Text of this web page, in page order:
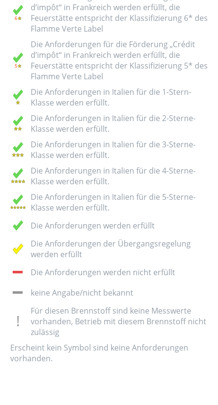
d’impôt“ in Frankreich werden erfüllt, die
Feuerstätte entspricht der Klassifizierung 6* des
Flamme Verte Label
Die Anforderungen für die Förderung „Crédit
d’impôt“ in Frankreich werden erfüllt, die
Feuerstätte entspricht der Klassifizierung 5* des
Flamme Verte Label
Die Anforderungen in Italien für die 1-Stern-
Klasse werden erfüllt.
Die Anforderungen in Italien für die 2-Sterne-
Klasse werden erfüllt.
Die Anforderungen in Italien für die 3-Sterne-
Klasse werden erfüllt.
Die Anforderungen in Italien für die 4-Sterne-
Klasse werden erfüllt.
Die Anforderungen in Italien für die 5-Sterne-
Klasse werden erfüllt.
Die Anforderungen werden erfüllt
Die Anforderungen der Übergangsregelung
werden erfüllt
Die Anforderungen werden nicht erfüllt
keine Angabe/nicht bekannt
Für diesen Brennstoff sind keine Messwerte
vorhanden, Betrieb mit diesem Brennstoff nicht
zulässig
Erscheint kein Symbol sind keine Anforderungen
vorhanden.